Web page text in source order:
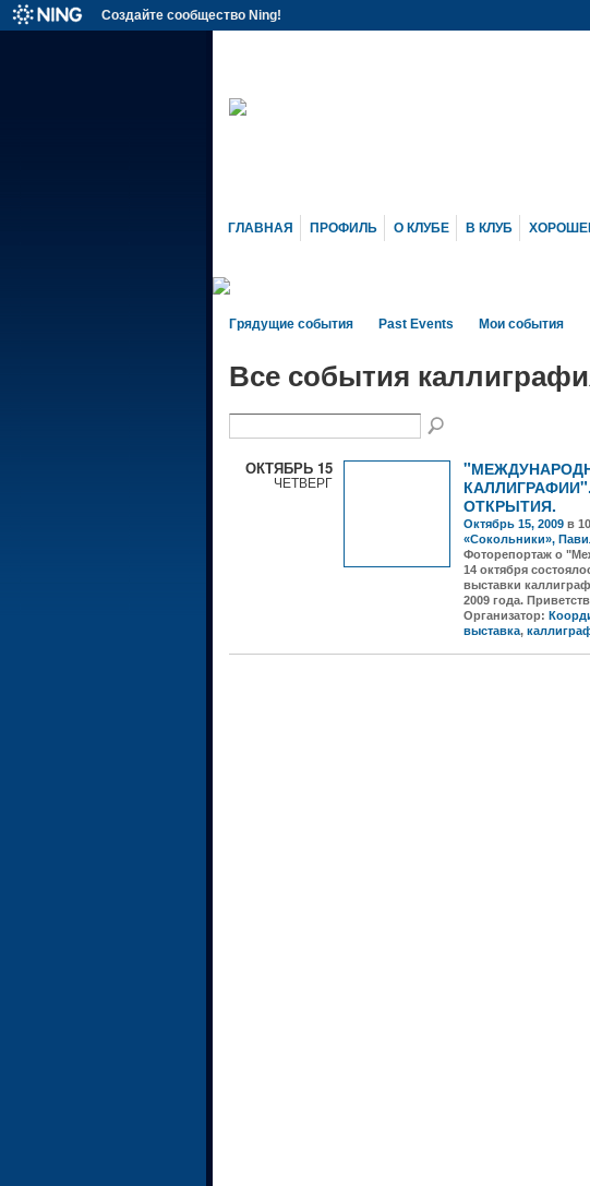
Создайте сообщество Ning!
ГЛАВНАЯ ПРОФИЛЬ О КЛУБЕ В КЛУБ
Грядущие события Past Events Мои события
Все события
ОКТЯБРЬ 15
ЧЕТВЕРГ
ОТКРЫТИЯ.
Октябрь 15, 2009в
«Сокольники»,
Фоторепортаж о
14 октября
выставки
2009 года.
Организатор:
выставка,